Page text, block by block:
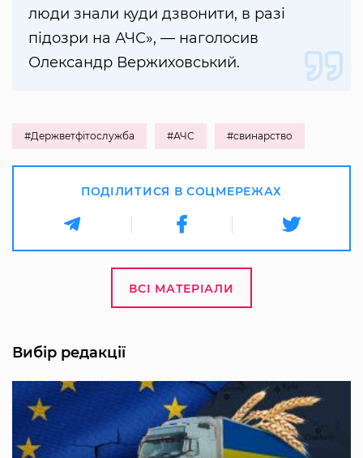
люди знали куди дзвонити, в разі
підозри на АЧС», — наголосив
Олександр Вержиховський.
#Держветфітослужба #АЧС #свинарство
ПОДІЛИТИСЯ В СОЦМЕРЕЖАХ
ВСІ МАТЕРІАЛИ
Вибір редакції